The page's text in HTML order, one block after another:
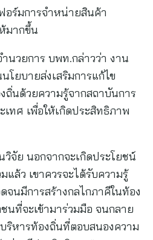
อร์มการจำหน่ายสินค้า
มากขึ้น
นวยการ บพท.กล่าวว่า งาน
โยบายส่งเสริมการแก้ไข
นด้วยความรู้จากสถาบันการ
ทศ เพื่อให้เกิดประสิทธิภาพ
จัย นอกจากจะเกิดประโยชน์
แล้ว เขาควรจะได้รับความรู้
จนมีการสร้างกลไกภาคีในท้อง
นที่จะเข้ามาร่วมมือ จนกลาย
ริหารท้องถิ่นที่ตอบสนองความ